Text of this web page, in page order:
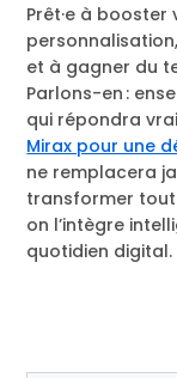
Prêt·e à
et à gagner du
Parlons-en :
qui répondra
Mirax pour une
ne remplacera
transformer
on l’intègre
quotidien digital.